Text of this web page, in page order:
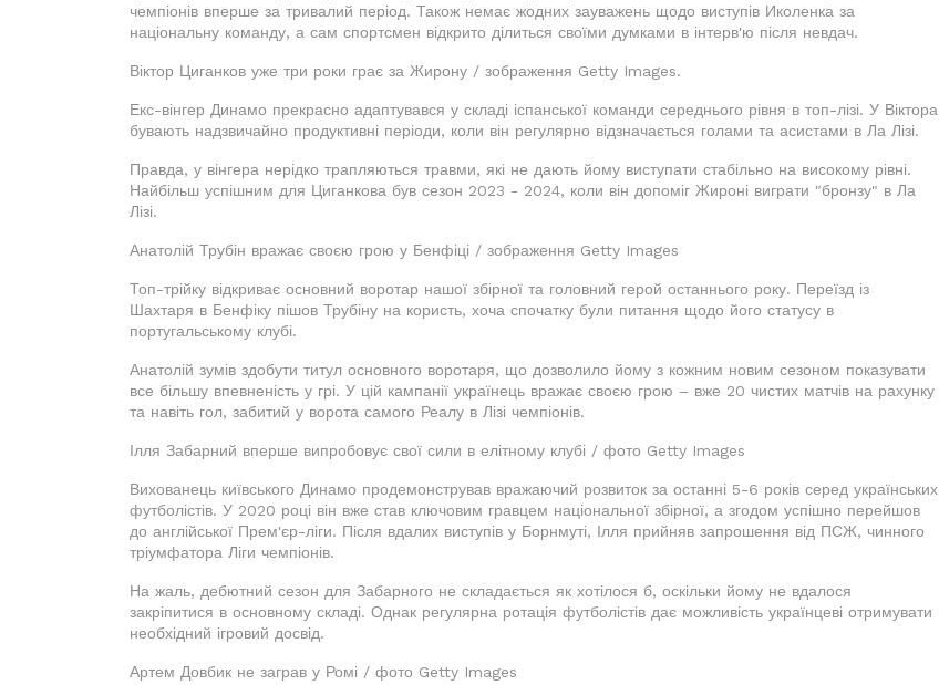
чемпіонів вперше за тривалий період. Також немає жодних зауважень щодо виступів Иколенка за
національну команду, а сам спортсмен відкрито ділиться своїми думками в інтерв'ю після невдач.
Віктор Циганков уже три роки грає за Жирону / зображення Getty Images.
Екс-вінгер Динамо прекрасно адаптувався у складі іспанської команди середнього рівня в топ-лізі. У Віктора
бувають надзвичайно продуктивні періоди, коли він регулярно відзначається голами та асистами в Ла Лізі.
Правда, у вінгера нерідко трапляються травми, які не дають йому виступати стабільно на високому рівні.
Найбільш успішним для Циганкова був сезон 2023 - 2024, коли він допоміг Жироні виграти "бронзу" в Ла
Лізі.
Анатолій Трубін вражає своєю грою у Бенфіці / зображення Getty Images
Топ-трійку відкриває основний воротар нашої збірної та головний герой останнього року. Переїзд із
Шахтаря в Бенфіку пішов Трубіну на користь, хоча спочатку були питання щодо його статусу в
португальському клубі.
Анатолій зумів здобути титул основного воротаря, що дозволило йому з кожним новим сезоном показувати
все більшу впевненість у грі. У цій кампанії українець вражає своєю грою – вже 20 чистих матчів на рахунку
та навіть гол, забитий у ворота самого Реалу в Лізі чемпіонів.
Ілля Забарний вперше випробовує свої сили в елітному клубі / фото Getty Images
Вихованець київського Динамо продемонстрував вражаючий розвиток за останні 5-6 років серед українських
футболістів. У 2020 році він вже став ключовим гравцем національної збірної, а згодом успішно перейшов
до англійської Прем'єр-ліги. Після вдалих виступів у Борнмуті, Ілля прийняв запрошення від ПСЖ, чинного
тріумфатора Ліги чемпіонів.
На жаль, дебютний сезон для Забарного не складається як хотілося б, оскільки йому не вдалося
закріпитися в основному складі. Однак регулярна ротація футболістів дає можливість українцеві отримувати
необхідний ігровий досвід.
Артем Довбик не заграв у Ромі / фото Getty Images